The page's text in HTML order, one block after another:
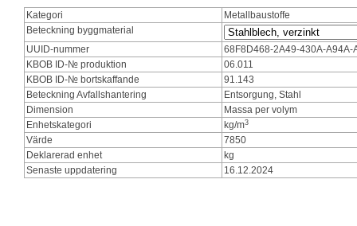
Kategori
Metallbaustoffe
Beteckning byggmaterial
UUID-nummer
68F8D468-2A49-430A-A94A-
KBOB ID-№ produktion
06.011
KBOB ID-№ bortskaffande
91.143
Beteckning Avfallshantering
Entsorgung, Stahl
Dimension
Massa per volym
Enhetskategori
kg/m3
Värde
7850
Deklarerad enhet
kg
Senaste uppdatering
16.12.2024